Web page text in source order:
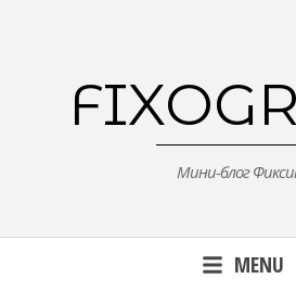
Мини-блог
MENU